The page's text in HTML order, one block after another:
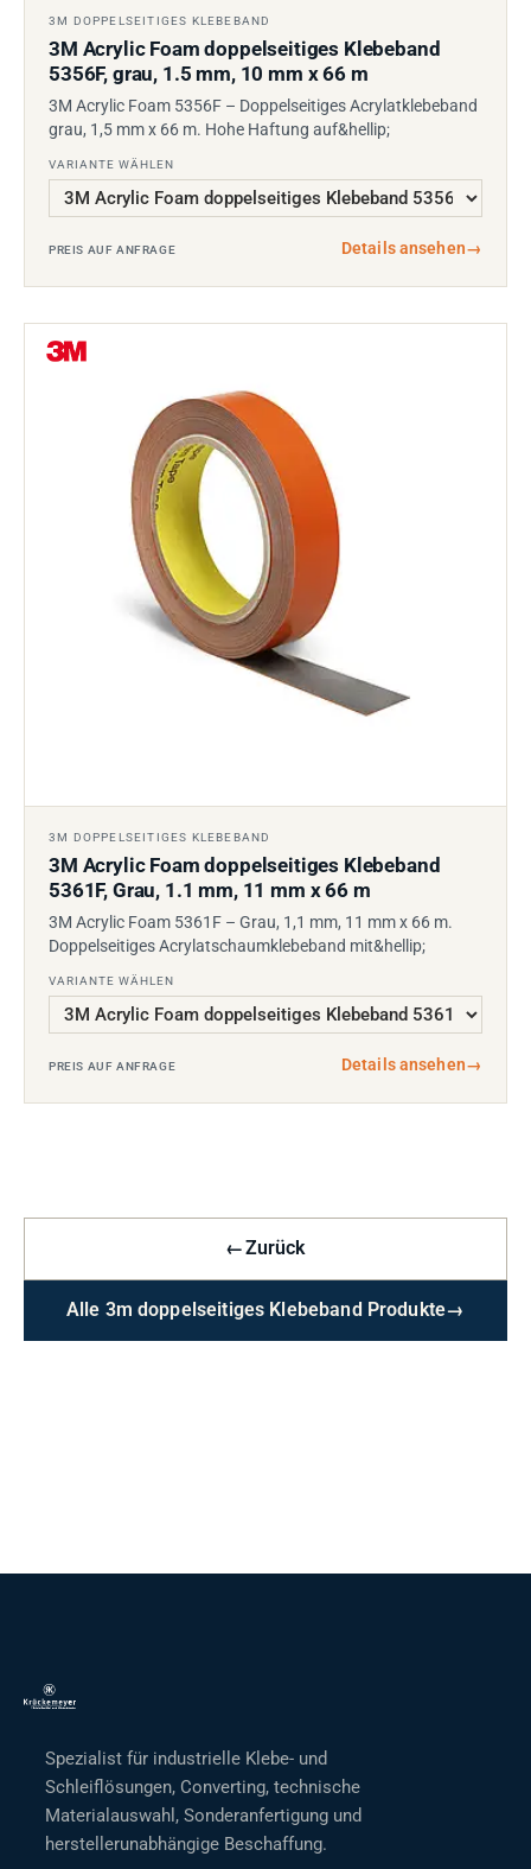
3M DOPPELSEITIGES KLEBEBAND
3M Acrylic Foam doppelseitiges Klebeband
5356F, grau, 1.5 mm, 10 mm x 66 m
3M Acrylic Foam 5356F – Doppelseitiges Acrylatklebeband
grau, 1,5 mm x 66 m. Hohe Haftung auf&hellip;
VARIANTE WÄHLEN
PREIS AUF ANFRAGE Details ansehen→
3M DOPPELSEITIGES KLEBEBAND
3M Acrylic Foam doppelseitiges Klebeband
5361F, Grau, 1.1 mm, 11 mm x 66 m
3M Acrylic Foam 5361F – Grau, 1,1 mm, 11 mm x 66 m.
Doppelseitiges Acrylatschaumklebeband mit&hellip;
VARIANTE WÄHLEN
PREIS AUF ANFRAGE Details ansehen→
←Zurück
Alle 3m doppelseitiges Klebeband Produkte→
Spezialist für industrielle Klebe- und
Schleiflösungen, Converting, technische
Materialauswahl, Sonderanfertigung und
herstellerunabhängige Beschaffung.